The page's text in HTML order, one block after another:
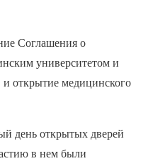
Соглашения о
университетом и
открытие медицинского
день открытых дверей
в нем были